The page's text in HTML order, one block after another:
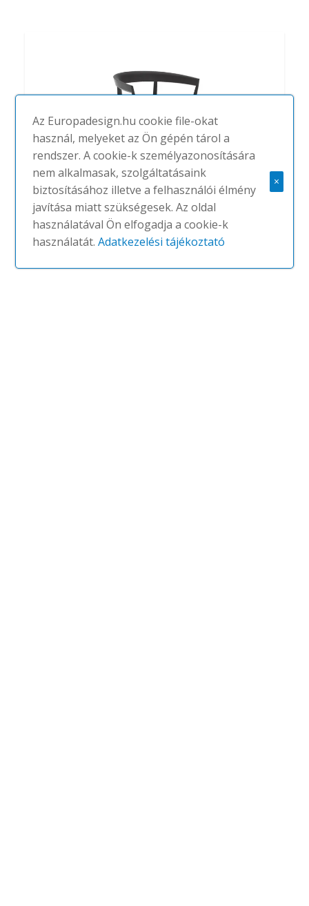
Carola SO0907
ANDREU WORLD
Az Europadesign.hu cookie file-okat
használ, melyeket az Ön gépén tárol a
rendszer. A cookie-k személyazonosítására
nem alkalmasak, szolgáltatásaink
biztosításához illetve a felhasználói élmény
javítása miatt szükségesek. Az oldal
használatával Ön elfogadja a cookie-k
használatát.Adatkezelési tájékoztató
×